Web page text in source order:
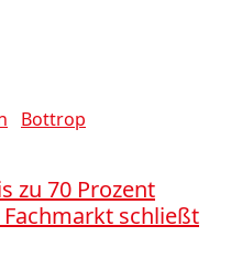
Bottrop
zu 70 Prozent
schließt